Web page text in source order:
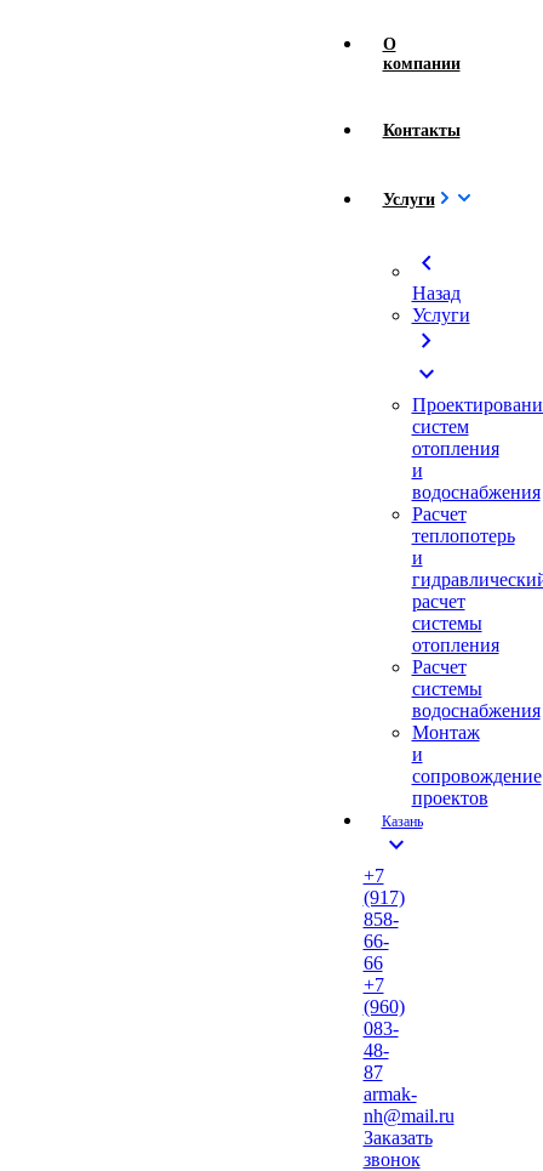
О
компании
Контакты
Услуги
chevron_left
Назад
Услуги
chevron_right
expand_more
систем
отопления
и
водоснабжения
Расчет
теплопотерь
и
расчет
системы
отопления
Расчет
системы
водоснабжения
Монтаж
и
сопровождение
проектов
Казань
expand_more
+7
(917)
858-
66-
66
+7
(960)
083-
48-
87
armak-
nh@mail.ru
Заказать
звонок